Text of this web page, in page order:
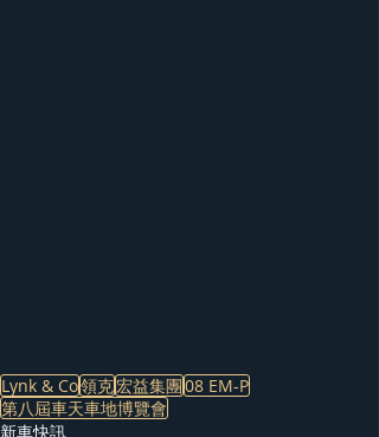
Lynk & Co領克宏益集團08 EM-P
第八屆車天車地博覽會
新車快訊